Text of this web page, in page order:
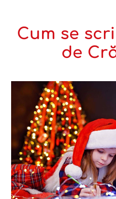
Cum se
de